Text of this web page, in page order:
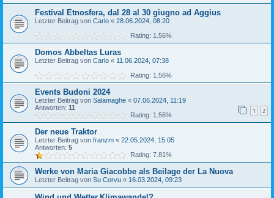
Festival Etnosfera, dal 28 al 30 giugno ad Aggius
Letzter Beitrag von Carlo « 28.06.2024, 08:20
Rating: 1.56%
Domos Abbeltas Luras
Letzter Beitrag von Carlo « 11.06.2024, 07:38
Rating: 1.56%
Events Budoni 2024
Letzter Beitrag von Salamaghe « 07.06.2024, 11:19
Antworten: 11 1 2
Rating: 1.56%
Der neue Traktor
Letzter Beitrag von franzm « 22.05.2024, 15:05
Antworten: 5
Rating: 7.81%
Werke von Maria Giacobbe als Beilage der La Nuova
Letzter Beitrag von Su Corvu « 16.03.2024, 09:23